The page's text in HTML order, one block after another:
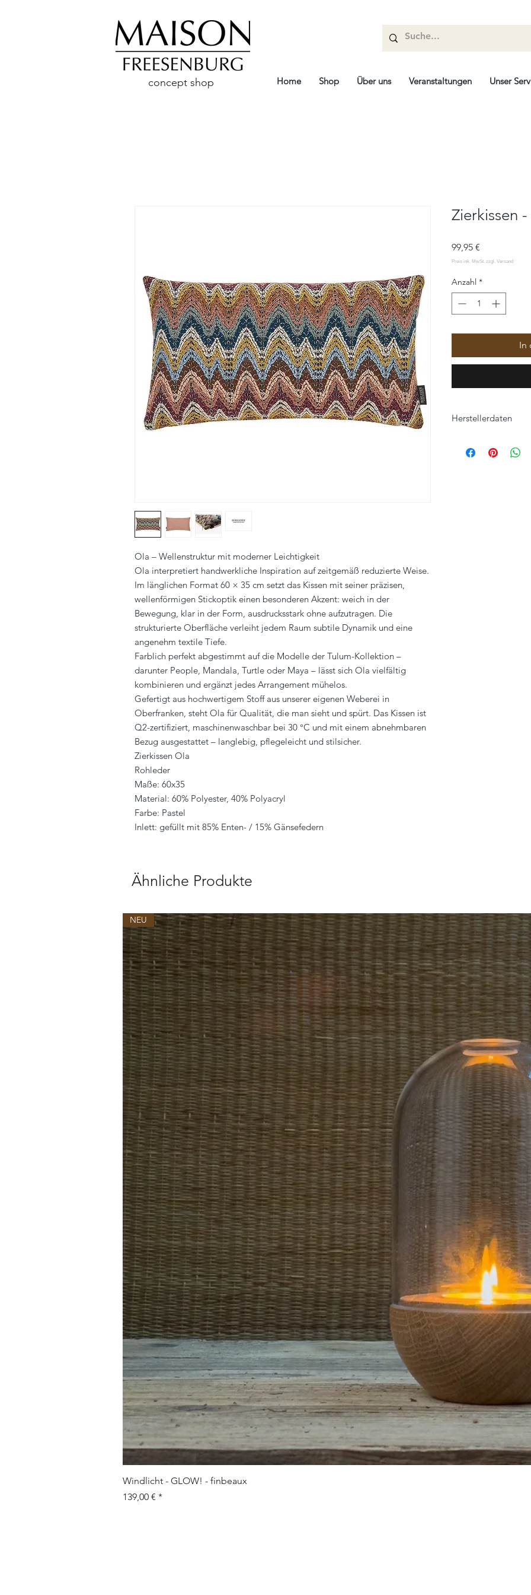
concept shop Home Shop Über uns Veranstaltungen Unser
Ola – Wellenstruktur mit moderner Leichtigkeit
Ola interpretiert handwerkliche Inspiration auf zeitgemäß reduzierte Weise.
Im länglichen Format 60 × 35 cm setzt das Kissen mit seiner präzisen,
wellenförmigen Stickoptik einen besonderen Akzent: weich in der
Bewegung, klar in der Form, ausdrucksstark ohne aufzutragen. Die
strukturierte Oberfläche verleiht jedem Raum subtile Dynamik und eine
angenehm textile Tiefe.
Farblich perfekt abgestimmt auf die Modelle der Tulum-Kollektion –
darunter People, Mandala, Turtle oder Maya – lässt sich Ola vielfältig
kombinieren und ergänzt jedes Arrangement mühelos.
Gefertigt aus hochwertigem Stoff aus unserer eigenen Weberei in
Oberfranken, steht Ola für Qualität, die man sieht und spürt. Das Kissen ist
Q2-zertifiziert, maschinenwaschbar bei 30 °C und mit einem abnehmbaren
Bezug ausgestattet – langlebig, pflegeleicht und stilsicher.
Zierkissen Ola
Rohleder
Maße: 60x35
Material: 60% Polyester, 40% Polyacryl
Farbe: Pastel
Inlett: gefüllt mit 85% Enten- / 15% Gänsefedern
Zierkissen
99,95 €
Anzahl *
In
Herstellerdaten
Hofer Straße 25
Ähnliche Produkte
NEU
Windlicht - GLOW! - finbeaux
Preis
139,00 €